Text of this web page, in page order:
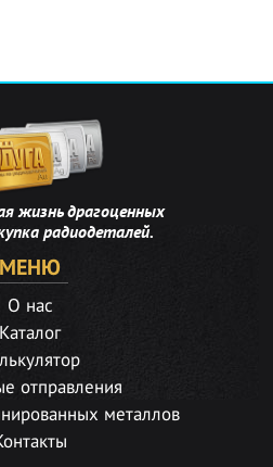
жизнь драгоценных
радиодеталей.
МЕНЮ
О нас
Каталог
отправления
металлов